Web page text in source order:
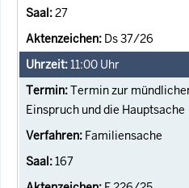
27
Ds 37/26
11:00 Uhr
Termin zur
Einspruch und die Hauptsache
Familiensache
167